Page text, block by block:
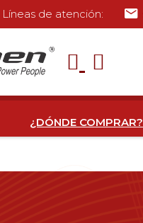
Líneas de atención:
¿DÓNDE COMPRAR?